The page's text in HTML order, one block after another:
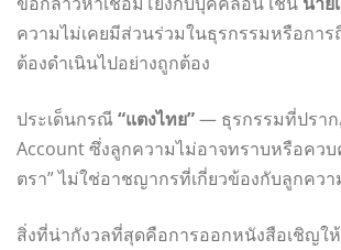
ความไม่เคยมีส่วนร่วมในธุรกรรมหรือกา
ต้องดำเนินไปอย่างถูกต้อง
ประเด็นกรณี“แตงไทย”— ธุรกรรมที่ปราก
Account ซึ่งลูกความไม่อาจทราบหรือคว
ตรา” ไม่ใช่อาชญากรที่เกี่ยวข้องกับลูกควา
สิ่งที่น่ากังวลที่สุดคือการออกหนังสือเชิญให้